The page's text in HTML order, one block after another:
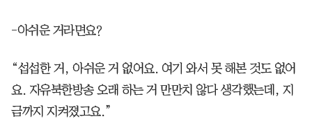
-아쉬운 거라면요?
“섭섭한 거, 아쉬운 거 없어요. 여기 와서 못 해본 것도 없어
요. 자유북한방송 오래 하는 거 만만치 않다 생각했는데, 지
금까지 지켜졌고요.”